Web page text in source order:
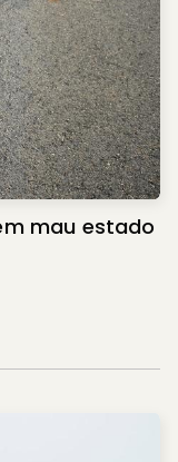
mau estado